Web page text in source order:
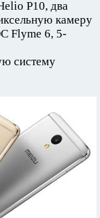
P10, два
камеру
Flyme 6, 5-
систему